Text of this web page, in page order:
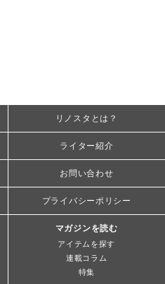
リノスタとは？
ライター紹介
お問い合わせ
プライバシーポリシー
マガジンを読む
アイテムを探す
連載コラム
特集